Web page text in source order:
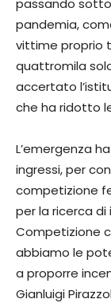
passando sotto
pandemia,
vittime proprio
quattromila
accertato
che ha ridotto
L’emergenza
ingressi, per
competizione
per la ricerca
Competizione
abbiamo le
a proporre
Gianluigi